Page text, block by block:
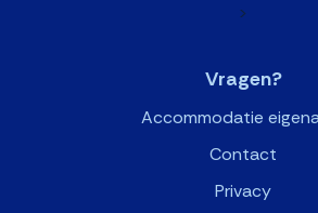
>
Vragen?
Accommodatie
Contact
Privacy